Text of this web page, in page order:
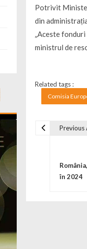
Potrivit
din
„Aceste
ministrul de
Related tags :
Comisia
Previous
în 2024